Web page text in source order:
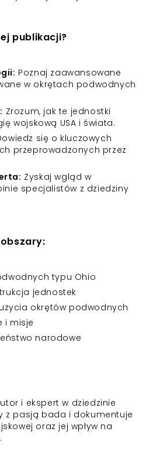
publikacji?
Poznaj zaawansowane
w okrętach podwodnych
Zrozum, jak te jednostki
wojskową USA i świata.
się o kluczowych
przeprowadzonych przez
Zyskaj wgląd w
specjalistów z dziedziny
typu Ohio
jednostek
okrętów podwodnych
i misje
narodowe
i ekspert w dziedzinie
z pasją bada i dokumentuje
oraz jej wpływ na